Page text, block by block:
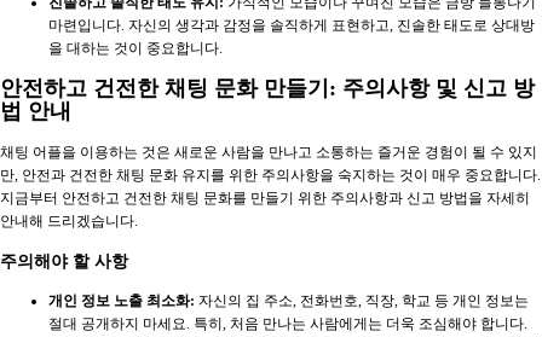
마련입니다. 자신의 생각과 감정을 솔직하게 표현하고, 진솔한 태도로 상대방
을 대하는 것이 중요합니다.
안전하고 건전한 채팅 문화 만들기: 주의사항 및 신고 방
법 안내
채팅 어플을 이용하는 것은 새로운 사람을 만나고 소통하는 즐거운 경험이 될 수 있지
만, 안전과 건전한 채팅 문화 유지를 위한 주의사항을 숙지하는 것이 매우 중요합니다.
지금부터 안전하고 건전한 채팅 문화를 만들기 위한 주의사항과 신고 방법을 자세히
안내해 드리겠습니다.
주의해야 할 사항
개인 정보 노출 최소화: 자신의 집 주소, 전화번호, 직장, 학교 등 개인 정보는
절대 공개하지 마세요. 특히, 처음 만나는 사람에게는 더욱 조심해야 합니다.